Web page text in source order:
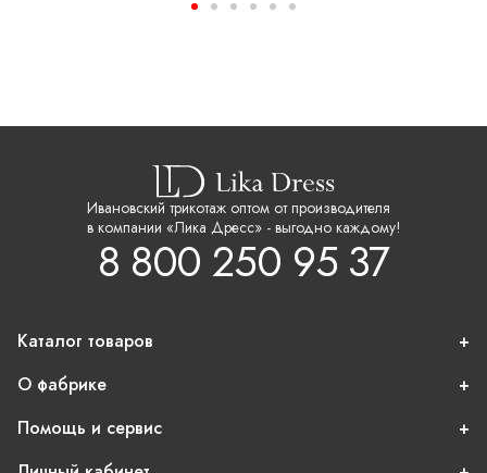
Ивановский трикотаж оптом от производителя
в компании «Лика Дресс» - выгодно каждому!
8 800 250 95 37
Каталог товаров
О фабрике
Помощь и сервис